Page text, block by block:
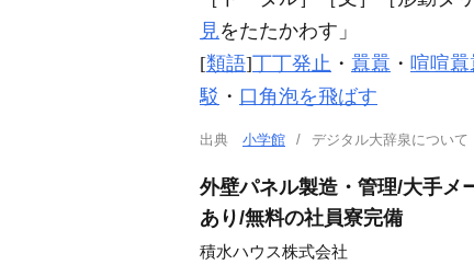
見をたたかわす」
[類語]丁丁発止 ・ 囂囂 ・ 喧喧囂
駁 ・ 口角泡を飛ばす
出典 小学館 デジタル大辞泉につい
外壁パネル製造・管理/大手メ
あり/無料の社員寮完備
積水ハウス株式会社